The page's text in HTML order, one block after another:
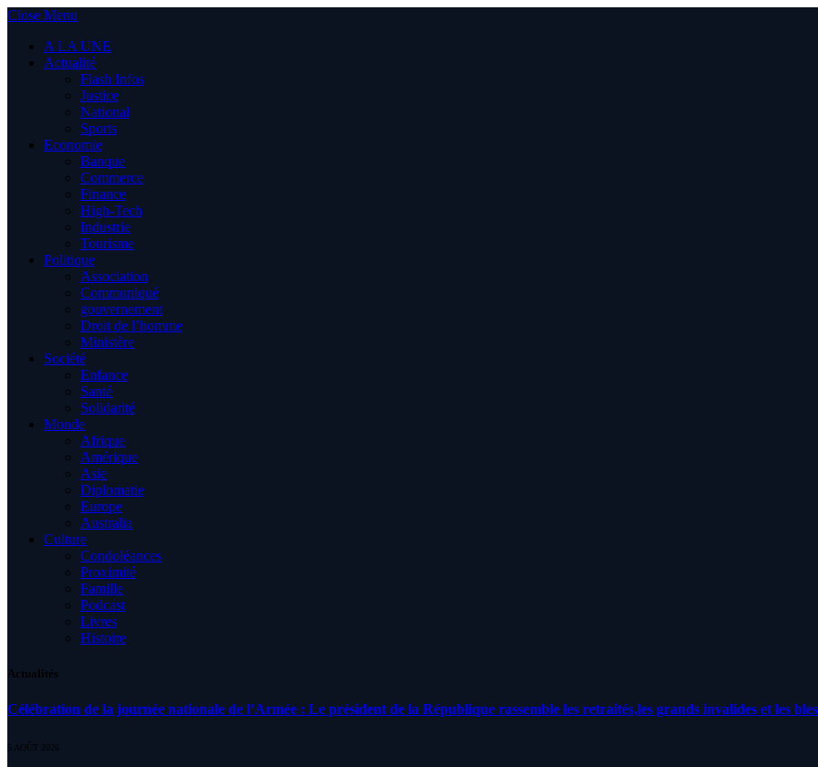
Close Menu
A LA UNE
Actualité
Flash Infos
Justice
National
Sports
Economie
Banque
Commerce
Finance
High-Tech
Industrie
Tourisme
Politique
Association
Communiqué
gouvernement
Droit de l’homme
Ministère
Société
Enfance
Santé
Solidarité
Monde
Afrique
Amérique
Asie
Diplomatie
Europe
Australia
Culture
Condoléances
Proximité
Famille
Podcast
Livres
Histoire
Actualités
Célébration de la journée nationale de l’Armée : Le président de la République rassemble les retraités,les grands invalides et les
5 AOÛT 2026